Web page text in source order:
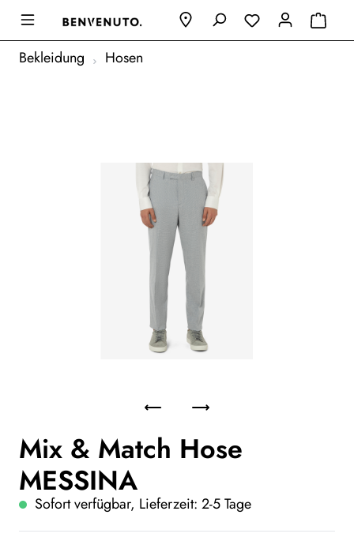
Bekleidung Hosen
Mix & Match Hose
MESSINA
Sofort verfügbar, Lieferzeit: 2-5 Tage